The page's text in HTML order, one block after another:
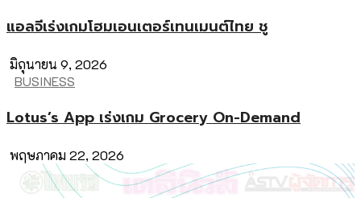
แอลจีเร่งเกมโฮมเอนเตอร์เทนเมนต์ไทย ชู
มิถุนายน 9, 2026
BUSINESS
Lotus’s App เร่งเกม Grocery On-Demand
พฤษภาคม 22, 2026